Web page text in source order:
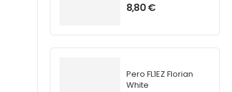
8,80€
Pero FL1EZ Florian
White